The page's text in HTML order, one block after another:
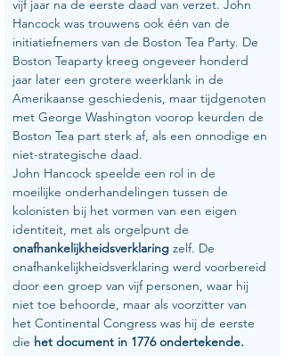
vijf jaar na de eerste daad van verzet. John
Hancock was trouwens ook één van de
initiatiefnemers van de Boston Tea Party. De
Boston Teaparty kreeg ongeveer honderd
jaar later een grotere weerklank in de
Amerikaanse geschiedenis, maar tijdgenoten
met George Washington voorop keurden de
Boston Tea part sterk af, als een onnodige en
niet-strategische daad.
John Hancock speelde een rol in de
moeilijke onderhandelingen tussen de
kolonisten bij het vormen van een eigen
identiteit, met als orgelpunt de
onafhankelijkheidsverklaring zelf. De
onafhankelijkheidsverklaring werd voorbereid
door een groep van vijf personen, waar hij
niet toe behoorde, maar als voorzitter van
het Continental Congress was hij de eerste
die het document in 1776 ondertekende.